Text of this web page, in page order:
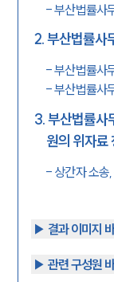
-부산법률사
2.부산법률사
-부산법률사
-부산법률사
3.부산법률사
원의 위자료
- 상간자 소송
▶︎ 결과 이미지
▶︎ 관련 구성원